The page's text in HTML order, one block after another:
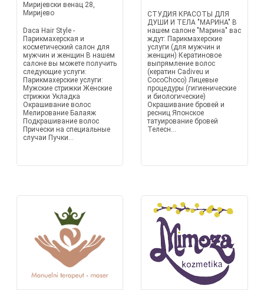
Миријевски венац 28,
Миријево
Daca Hair Style -
Парикмахерская и
косметический салон для
мужчин и женщин В нашем
салоне вы можете получить
следующие услуги:
Парикмахерские услуги:
Мужские стрижки Женские
стрижки Укладка
Окрашивание волос
Мелирование Балаяж
Подкрашивание волос
Прически на специальные
случаи Пучки...
СТУДИЯ КРАСОТЫ ДЛЯ
ДУШИ И ТЕЛА "МАРИНА" В
нашем салоне "Марина" вас
ждут: Парикмахерские
услуги (для мужчин и
женщин) Кератиновое
выпрямление волос
(кератин Cadiveu и
CocoChoco) Лицевые
процедуры (гигиенические
и биологические)
Окрашивание бровей и
ресниц Японское
татуирование бровей
Телесн...